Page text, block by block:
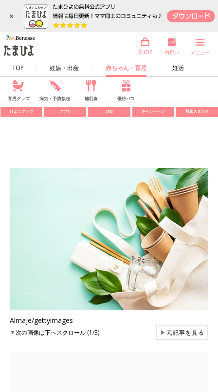
×
TOP 妊娠・出産 赤ちゃん・育児 妊活
SHOP 内祝い メニュー
育児グッズ 病気・予防接種 離乳食 優待パス
ひよこクラブ アプリ SNS キャンペーン 写真スタジオ
Almaje/gettyimages
▼次の画像は下へスクロール (1/3) ▶元記事を見る